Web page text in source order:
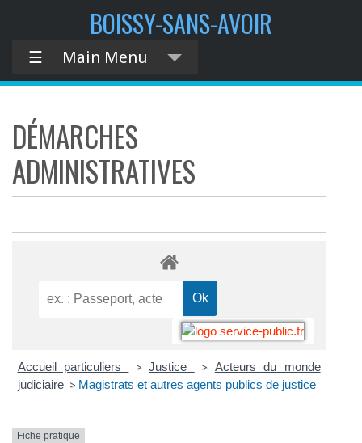
BOISSY-SANS-AVOIR
☰ Main Menu
DÉMARCHES
ADMINISTRATIVES
Accueil particuliers > Justice > Acteurs du monde
judiciaire > Magistrats et autres agents publics de justice
Fiche pratique